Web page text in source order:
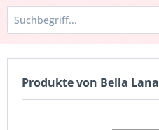
Produkte von Bella Lana